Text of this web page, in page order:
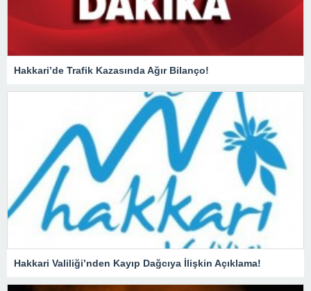
Hakkari’de Trafik Kazasında Ağır Bilanço!
Hakkari Valiliği’nden Kayıp Dağcıya İlişkin Açıklama!